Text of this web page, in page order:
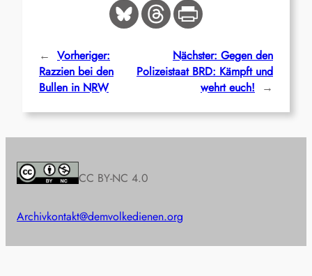
← Vorheriger:
Razzien bei den
Bullen in NRW
Nächster: Gegen den
Polizeistaat BRD: Kämpft und
wehrt euch!
→
CC BY-NC 4.0
Archivkontakt@demvolkedienen.org